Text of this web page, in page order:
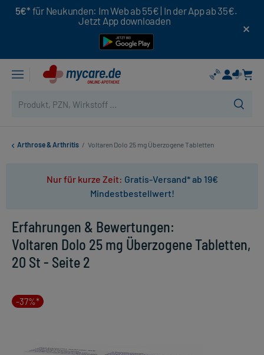
5€* für Neukunden: Im Web ab 55€ | In der App ab 35€.
Jetzt App downloaden
Arthrose & Arthritis / Voltaren Dolo 25 mg Überzogene Tabletten
Nur für kurze Zeit: Gratis-Versand* ab 19€
Mindestbestellwert!
Erfahrungen & Bewertungen:
Voltaren Dolo 25 mg Überzogene Tabletten,
20 St - Seite 2
-37%*